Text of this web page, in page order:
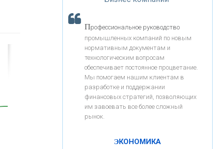
«РОСЕВРОБАНК»
«ПРЕСС-СЛУЖБА ВТБ24»
«АВТОГРАДБАНК»
«Интервью»
Профессиональное руководство
промышленных компаний по новым
нормативным документам и
технологическим вопросам
обеспечивает постоянное процветание.
Мы помогаем нашим клиентам в
разработке и поддержании
финансовых стратегий, позволяющих
им завоевать все более сложный
рынок.
ЭКОНОМИКА